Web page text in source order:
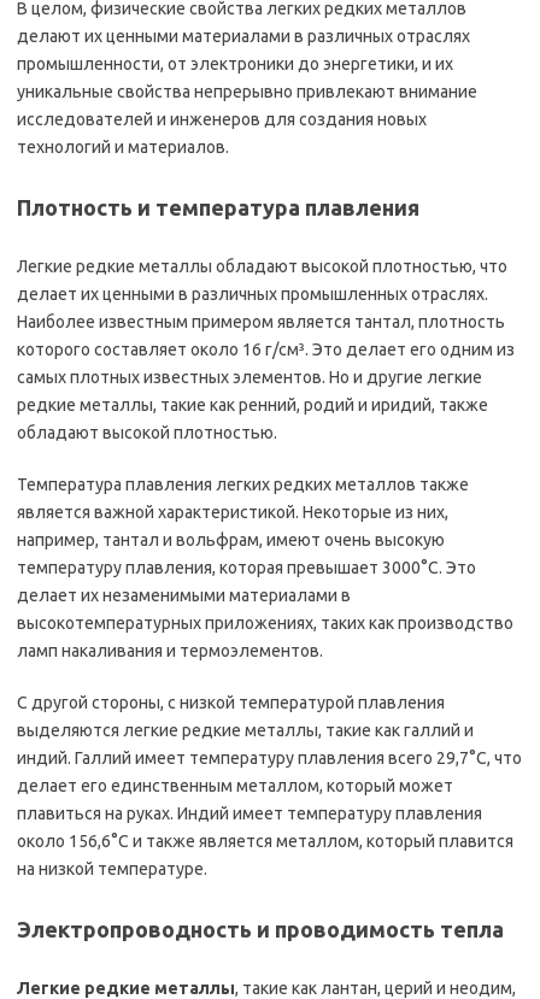
В целом, физические свойства легких редких металлов
делают их ценными материалами в различных отраслях
промышленности, от электроники до энергетики, и их
уникальные свойства непрерывно привлекают внимание
исследователей и инженеров для создания новых
технологий и материалов.
Плотность и температура плавления
Легкие редкие металлы обладают высокой плотностью, что
делает их ценными в различных промышленных отраслях.
Наиболее известным примером является тантал, плотность
которого составляет около 16 г/см³. Это делает его одним из
самых плотных известных элементов. Но и другие легкие
редкие металлы, такие как ренний, родий и иридий, также
обладают высокой плотностью.
Температура плавления легких редких металлов также
является важной характеристикой. Некоторые из них,
например, тантал и вольфрам, имеют очень высокую
температуру плавления, которая превышает 3000°C. Это
делает их незаменимыми материалами в
высокотемпературных приложениях, таких как производство
ламп накаливания и термоэлементов.
С другой стороны, с низкой температурой плавления
выделяются легкие редкие металлы, такие как галлий и
индий. Галлий имеет температуру плавления всего 29,7°C, что
делает его единственным металлом, который может
плавиться на руках. Индий имеет температуру плавления
около 156,6°C и также является металлом, который плавится
на низкой температуре.
Электропроводность и проводимость тепла
Легкие редкие металлы, такие как лантан, церий и неодим,